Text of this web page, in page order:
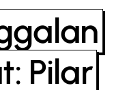
Pilar